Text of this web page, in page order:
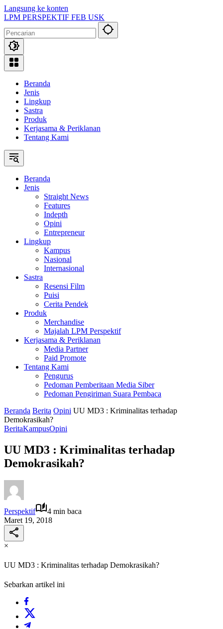
Langsung ke konten
LPM PERSPEKTIF FEB USK
Beranda
Jenis
Lingkup
Sastra
Produk
Kerjasama & Periklanan
Tentang Kami
Beranda
Jenis
Straight News
Features
Indepth
Opini
Entrepreneur
Lingkup
Kampus
Nasional
Internasional
Sastra
Resensi Film
Puisi
Cerita Pendek
Produk
Merchandise
Majalah LPM Perspektif
Kerjasama & Periklanan
Media Partner
Paid Promote
Tentang Kami
Pengurus
Pedoman Pemberitaan Media Siber
Pedoman Pengiriman Suara Pembaca
Beranda Berita Opini UU MD3 : Kriminalitas terhadap
Demokrasikah?
BeritaKampusOpini
UU MD3 : Kriminalitas terhadap
Demokrasikah?
Perspektif
4 min baca
Maret 19, 2018
×
UU MD3 : Kriminalitas terhadap Demokrasikah?
Sebarkan artikel ini